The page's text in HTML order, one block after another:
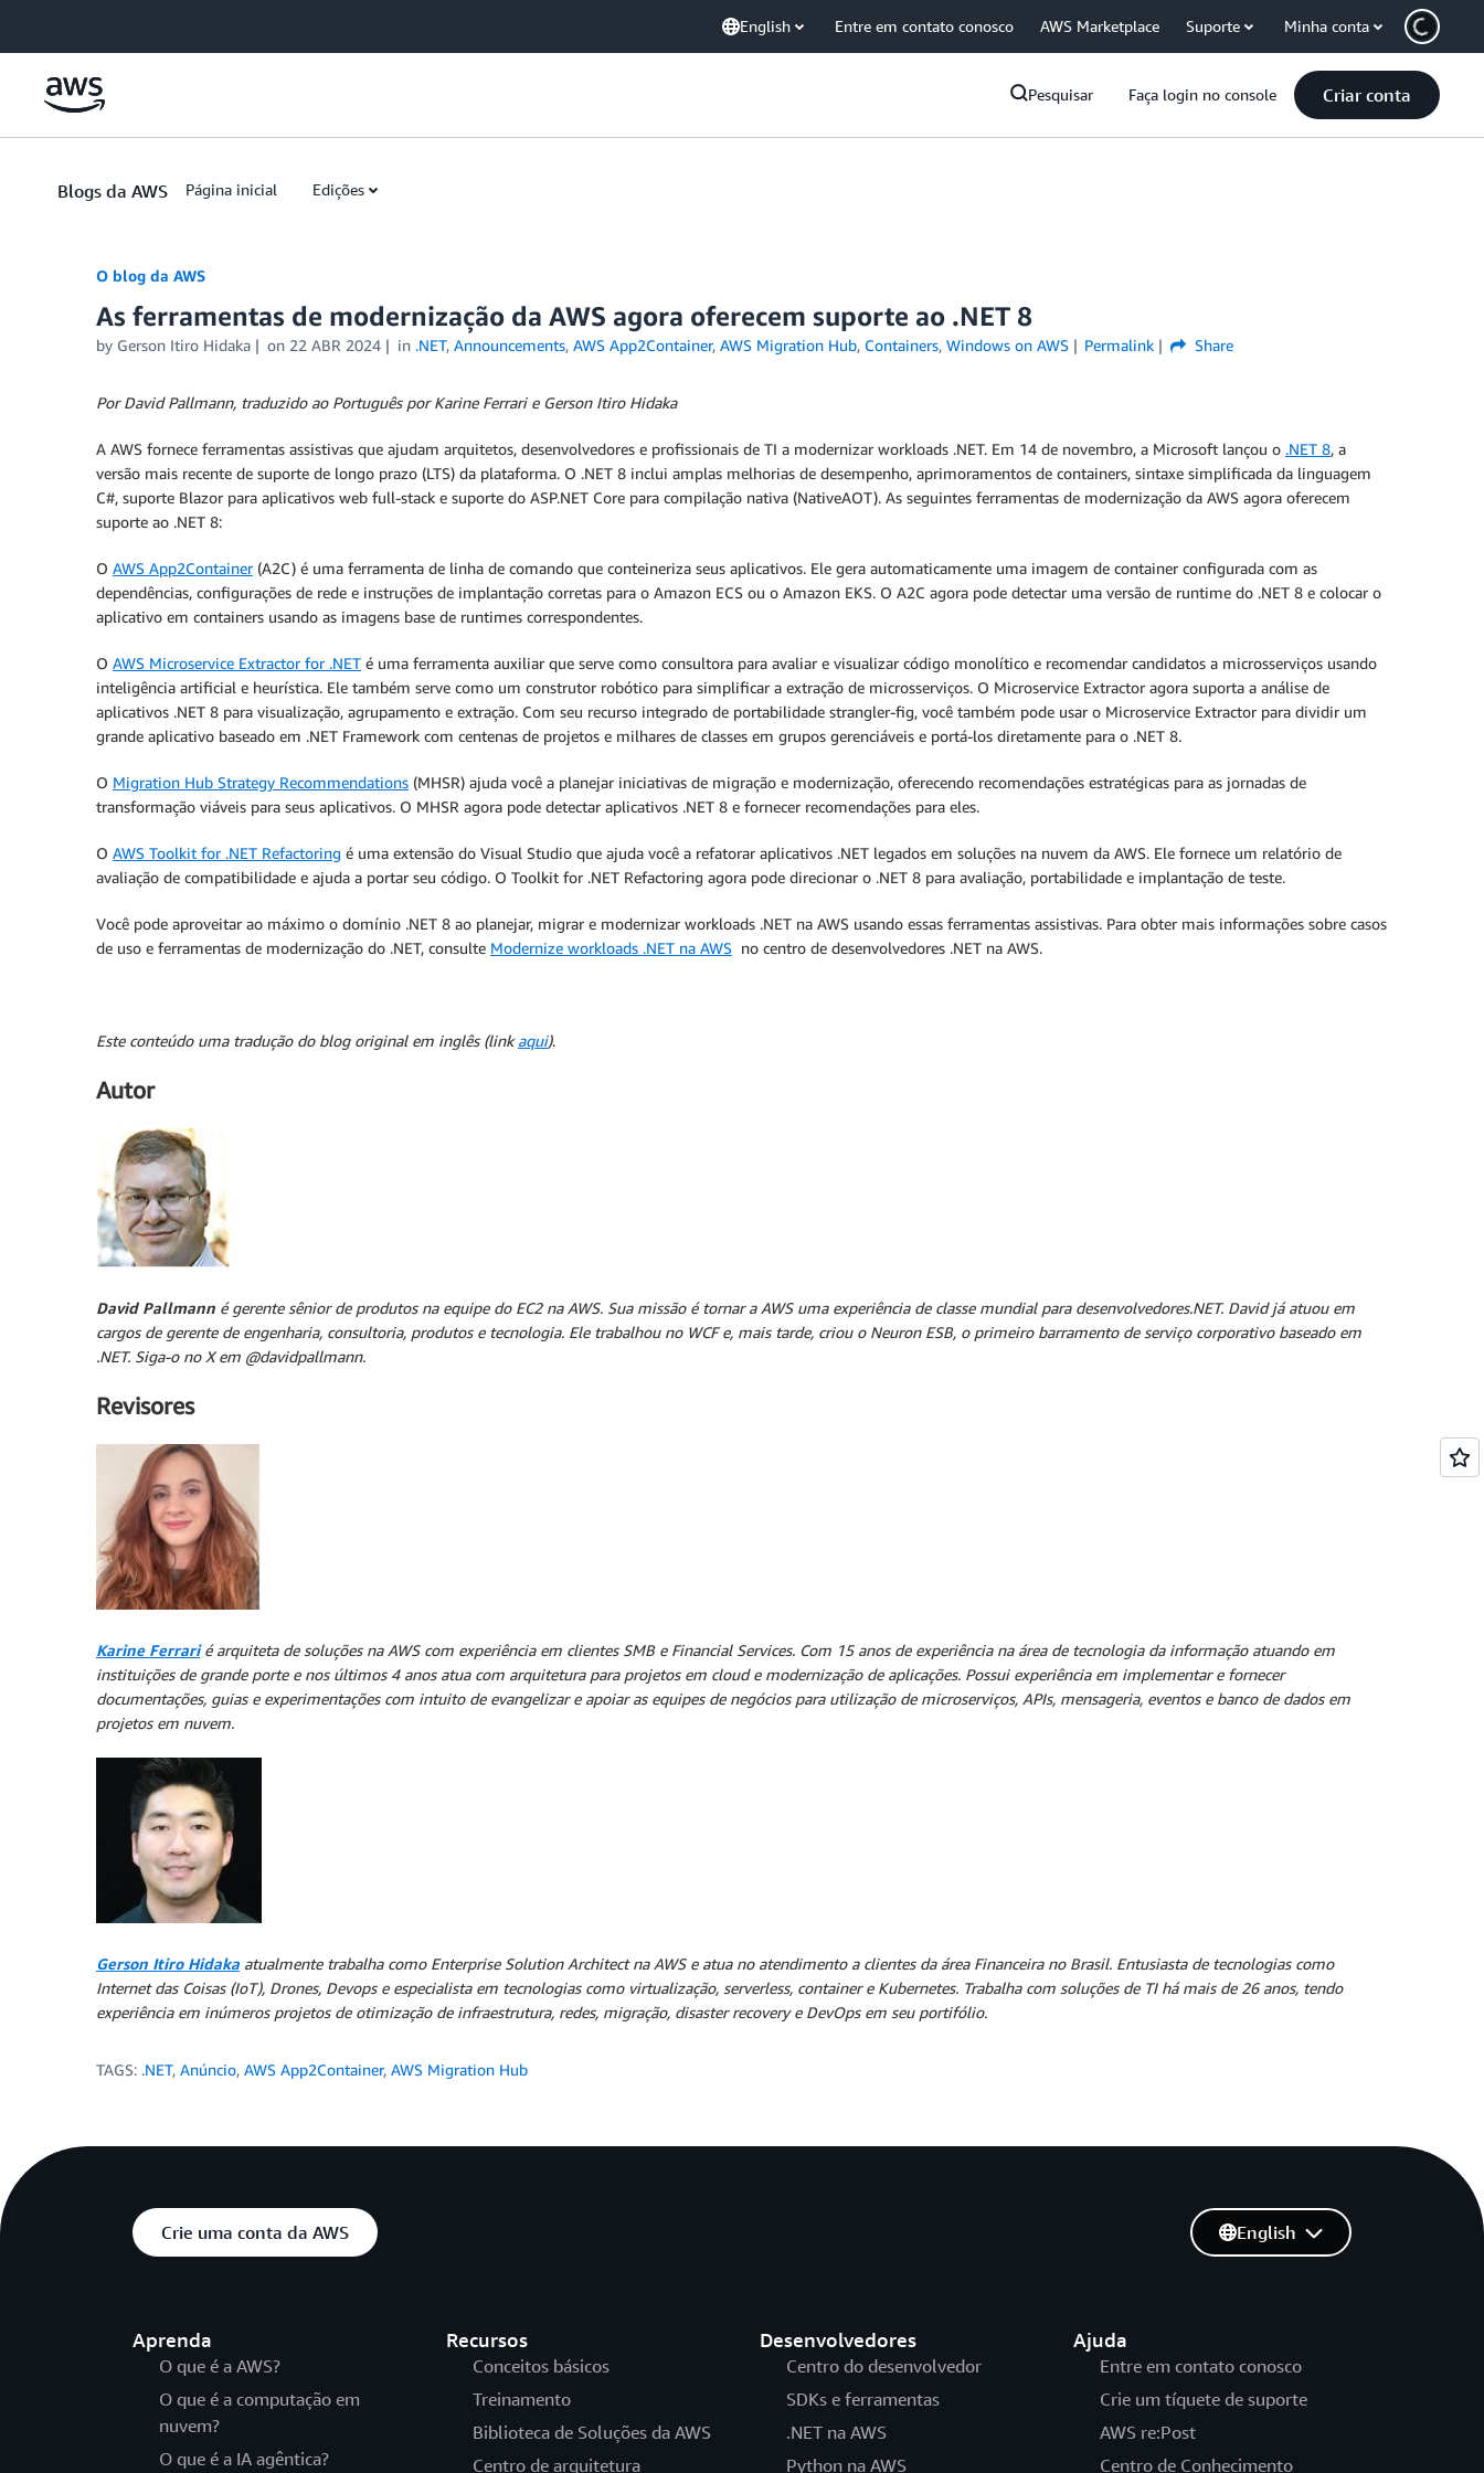
English Entre em contato conosco AWS Marketplace Suporte Minha conta
Pesquisar Faça login no console Criar conta
Blogs da AWS Página inicial Edições
O blog da AWS
As ferramentas de modernização da AWS agora oferecem suporte ao .NET 8
by Gerson Itiro Hidaka on 22 ABR 2024 in .NET, Announcements, AWS App2Container, AWS Migration Hub, Containers, Windows on AWS Permalink Share
Por David Pallmann, traduzido ao Português por Karine Ferrari e Gerson Itiro Hidaka
A AWS fornece ferramentas assistivas que ajudam arquitetos, desenvolvedores e profissionais de TI a modernizar workloads .NET. Em 14 de novembro, a Microsoft lançou o .NET 8, a
versão mais recente de suporte de longo prazo (LTS) da plataforma. O .NET 8 inclui amplas melhorias de desempenho, aprimoramentos de containers, sintaxe simplificada da linguagem
C#, suporte Blazor para aplicativos web full-stack e suporte do ASP.NET Core para compilação nativa (NativeAOT). As seguintes ferramentas de modernização da AWS agora oferecem
suporte ao .NET 8:
O AWS App2Container(A2C) é uma ferramenta de linha de comando que conteineriza seus aplicativos. Ele gera automaticamente uma imagem de container configurada com as
dependências, configurações de rede e instruções de implantação corretas para o Amazon ECS ou o Amazon EKS. O A2C agora pode detectar uma versão de runtime do .NET 8 e colocar o
aplicativo em containers usando as imagens base de runtimes correspondentes.
O AWS Microservice Extractor for .NET é uma ferramenta auxiliar que serve como consultora para avaliar e visualizar código monolítico e recomendar candidatos a microsserviços usando
inteligência artificial e heurística. Ele também serve como um construtor robótico para simplificar a extração de microsserviços. O Microservice Extractor agora suporta a análise de
aplicativos .NET 8 para visualização, agrupamento e extração. Com seu recurso integrado de portabilidade strangler-fig, você também pode usar o Microservice Extractor para dividir um
grande aplicativo baseado em .NET Framework com centenas de projetos e milhares de classes em grupos gerenciáveis e portá-los diretamente para o .NET 8.
O Migration Hub Strategy Recommendations (MHSR) ajuda você a planejar iniciativas de migração e modernização, oferecendo recomendações estratégicas para as jornadas de
transformação viáveis para seus aplicativos. O MHSR agora pode detectar aplicativos .NET 8 e fornecer recomendações para eles.
O AWS Toolkit for .NET Refactoring é uma extensão do Visual Studio que ajuda você a refatorar aplicativos .NET legados em soluções na nuvem da AWS. Ele fornece um relatório de
avaliação de compatibilidade e ajuda a portar seu código. O Toolkit for .NET Refactoring agora pode direcionar o .NET 8 para avaliação, portabilidade e implantação de teste.
Você pode aproveitar ao máximo o domínio .NET 8 ao planejar, migrar e modernizar workloads .NET na AWS usando essas ferramentas assistivas. Para obter mais informações sobre casos
de uso e ferramentas de modernização do .NET, consulte Modernize workloads .NET na AWS no centro de desenvolvedores .NET na AWS.
Este conteúdo uma tradução do blog original em inglês (linkaqui).
Autor
David Pallmann é gerente sênior de produtos na equipe do EC2 na AWS. Sua missão é tornar a AWS uma experiência de classe mundial para desenvolvedores.NET. David já atuou em
cargos de gerente de engenharia, consultoria, produtos e tecnologia. Ele trabalhou no WCF e, mais tarde, criou o Neuron ESB, o primeiro barramento de serviço corporativo baseado em
.NET. Siga-o no X em @davidpallmann.
Revisores
Karine Ferrari é arquiteta de soluções na AWS com experiência em clientes SMB e Financial Services. Com 15 anos de experiência na área de tecnologia da informação atuando em
instituições de grande porte e nos últimos 4 anos atua com arquitetura para projetos em cloud e modernização de aplicações. Possui experiência em implementar e fornecer
documentações, guias e experimentações com intuito de evangelizar e apoiar as equipes de negócios para utilização de microserviços, APIs, mensageria, eventos e banco de dados em
projetos em nuvem.
Gerson Itiro Hidaka atualmente trabalha como Enterprise Solution Architect na AWS e atua no atendimento a clientes da área Financeira no Brasil. Entusiasta de tecnologias como
Internet das Coisas (IoT), Drones, Devops e especialista em tecnologias como virtualização, serverless, container e Kubernetes. Trabalha com soluções de TI há mais de 26 anos, tendo
experiência em inúmeros projetos de otimização de infraestrutura, redes, migração, disaster recovery e DevOps em seu portifólio.
TAGS: .NET, Anúncio, AWS App2Container, AWS Migration Hub
Crie uma conta da AWS
Aprenda
O que é a AWS?
O que é a computação em
nuvem?
O que é a IA agêntica?
Recursos
Conceitos básicos
Treinamento
Biblioteca de Soluções da AWS
Centro de arquitetura
Desenvolvedores
Centro do desenvolvedor
SDKs e ferramentas
.NET na AWS
Python na AWS
Ajuda
Entre em contato conosco
Crie um tíquete de suporte
AWS re:Post
Centro de Conhecimento
English